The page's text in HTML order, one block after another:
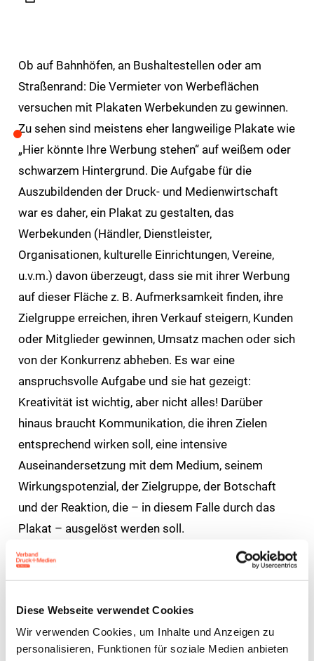
Diese Webseite verwendet Cookies
Wir verwenden Cookies, um Inhalte und Anzeigen zu
personalisieren, Funktionen für soziale Medien anbieten
Ob auf Bahnhöfen, an Bushaltestellen oder am
Straßenrand: Die Vermieter von Werbeflächen
versuchen mit Plakaten Werbekunden zu gewinnen.
Zu sehen sind meistens eher langweilige Plakate wie
„Hier könnte Ihre Werbung stehen“ auf weißem oder
schwarzem Hintergrund. Die Aufgabe für die
Auszubildenden der Druck- und Medienwirtschaft
war es daher, ein Plakat zu gestalten, das
Werbekunden (Händler, Dienstleister,
Organisationen, kulturelle Einrichtungen, Vereine,
u.v.m.) davon überzeugt, dass sie mit ihrer Werbung
auf dieser Fläche z. B. Aufmerksamkeit finden, ihre
Zielgruppe erreichen, ihren Verkauf steigern, Kunden
oder Mitglieder gewinnen, Umsatz machen oder sich
von der Konkurrenz abheben. Es war eine
anspruchsvolle Aufgabe und sie hat gezeigt:
Kreativität ist wichtig, aber nicht alles! Darüber
hinaus braucht Kommunikation, die ihren Zielen
entsprechend wirken soll, eine intensive
Auseinandersetzung mit dem Medium, seinem
Wirkungspotenzial, der Zielgruppe, der Botschaft
und der Reaktion, die – in diesem Falle durch das
Plakat – ausgelöst werden soll.
Neben den üblichen Kriterien für ein gelungenes
Plakat wurden bewertet:
gestalterische Fähigkeiten zu erkennen?